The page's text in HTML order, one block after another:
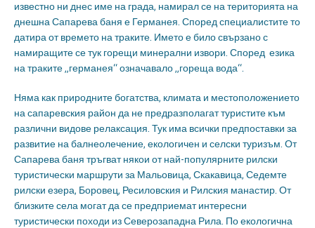
известно ни днес име на града, намирал се на територията на
днешна Сапарева баня е Германея. Според специалистите то
датира от времето на траките. Името е било свързано с
намиращите се тук горещи минерални извори. Според езика
на траките „германея“ означавало „гореща вода“.
Няма как природните богатства, климата и местоположението
на сапаревския район да не предразполагат туристите към
различни видове релаксация. Тук има всички предпоставки за
развитие на балнеолечение, екологичен и селски туризъм. От
Сапарева баня тръгват някои от най-популярните рилски
туристически маршрути за Мальовица, Скакавица, Седемте
рилски езера, Боровец, Ресиловския и Рилския манастир. От
близките села могат да се предприемат интересни
туристически походи из Северозападна Рила. По екологична